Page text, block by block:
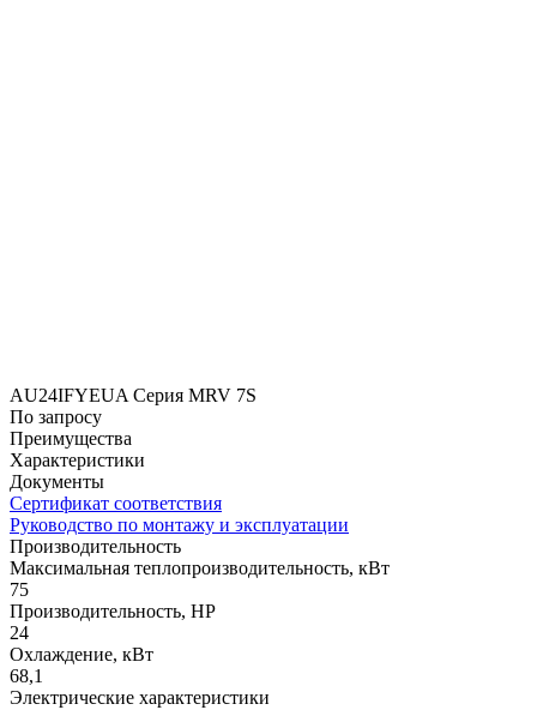
AU24IFYEUA Серия MRV 7S
По запросу
Преимущества
Характеристики
Документы
Сертификат соответствия
Руководство по монтажу и эксплуатации
Производительность
Максимальная теплопроизводительность, кВт
75
Производительность, HP
24
Охлаждение, кВт
68,1
Электрические характеристики